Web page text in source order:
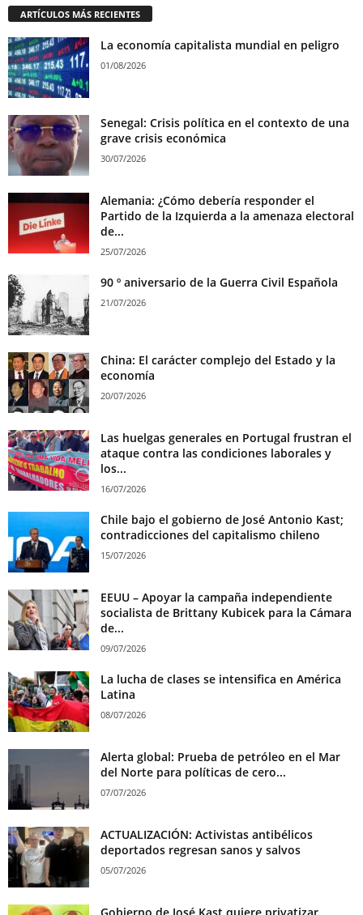
ARTÍCULOS MÁS RECIENTES
La economía capitalista mundial en peligro
01/08/2026
Senegal: Crisis política en el contexto de una
grave crisis económica
30/07/2026
Alemania: ¿Cómo debería responder el
Partido de la Izquierda a la amenaza electoral
de...
25/07/2026
90 º aniversario de la Guerra Civil Española
21/07/2026
China: El carácter complejo del Estado y la
economía
20/07/2026
Las huelgas generales en Portugal frustran el
ataque contra las condiciones laborales y
los...
16/07/2026
Chile bajo el gobierno de José Antonio Kast;
contradicciones del capitalismo chileno
15/07/2026
EEUU – Apoyar la campaña independiente
socialista de Brittany Kubicek para la Cámara
de...
09/07/2026
La lucha de clases se intensifica en América
Latina
08/07/2026
Alerta global: Prueba de petróleo en el Mar
del Norte para políticas de cero...
07/07/2026
ACTUALIZACIÓN: Activistas antibélicos
deportados regresan sanos y salvos
05/07/2026